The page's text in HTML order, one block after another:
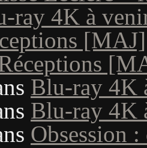
ray 4K à
[MAJ]
Blu-ray 4K
Blu-ray 4K
Obsession :